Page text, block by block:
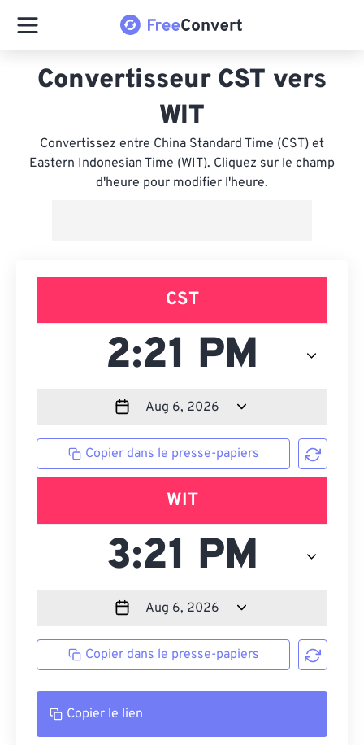
Convertisseur CST vers
WIT
Convertissez entre China Standard Time (CST) et
Eastern Indonesian Time (WIT). Cliquez sur le champ
d'heure pour modifier l'heure.
CST
Copier dans le presse-papiers
WIT
Copier dans le presse-papiers
Copier le lien